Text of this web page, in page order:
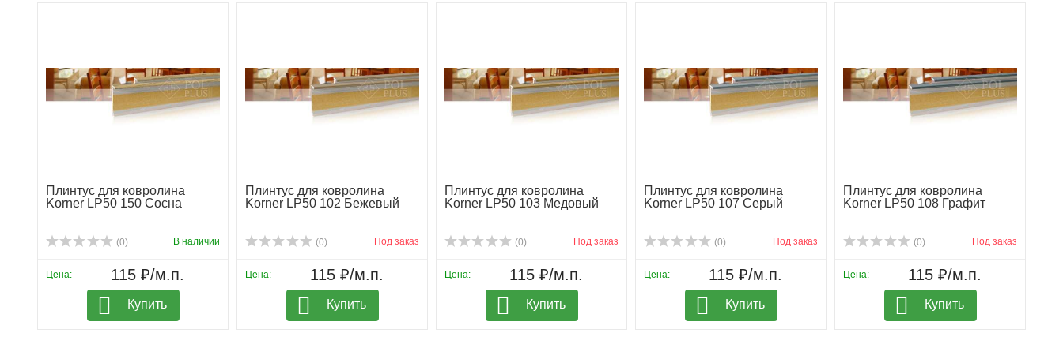
Плинтус для ковролина
Korner LP50 150 Сосна
(0) В наличии
Цена: 115 ₽/м.п.
Купить
Плинтус для ковролина
Korner LP50 102 Бежевый
(0) Под заказ
Цена: 115 ₽/м.п.
Купить
Плинтус для ковролина
Korner LP50 103 Медовый
(0) Под заказ
Цена: 115 ₽/м.п.
Купить
Плинтус для ковролина
Korner LP50 107 Серый
(0) Под заказ
Цена: 115 ₽/м.п.
Купить
Плинтус для ковролина
Korner LP50 108 Графит
(0) Под заказ
Цена: 115 ₽/м.п.
Купить